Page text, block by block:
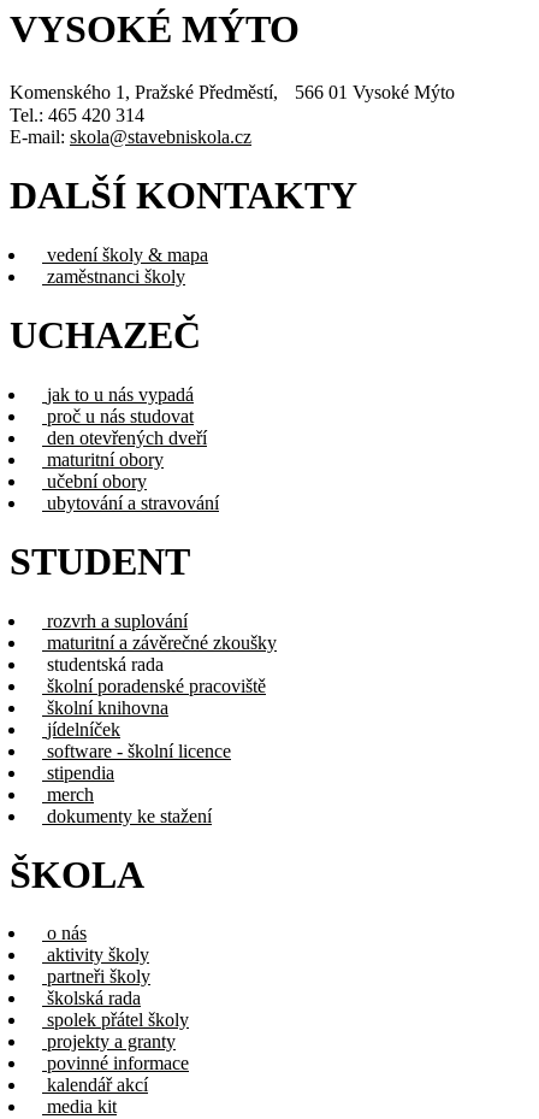
VYSOKÉ MÝTO
Komenského 1, Pražské Předměstí, 566 01 Vysoké Mýto
Tel.: 465 420 314
E-mail: skola@stavebniskola.cz
DALŠÍ KONTAKTY
vedení školy & mapa
zaměstnanci školy
UCHAZEČ
jak to u nás vypadá
proč u nás studovat
den otevřených dveří
maturitní obory
učební obory
ubytování a stravování
STUDENT
rozvrh a suplování
maturitní a závěrečné zkoušky
studentská rada
školní poradenské pracoviště
školní knihovna
jídelníček
software - školní licence
stipendia
merch
dokumenty ke stažení
ŠKOLA
o nás
aktivity školy
partneři školy
školská rada
spolek přátel školy
projekty a granty
povinné informace
kalendář akcí
media kit